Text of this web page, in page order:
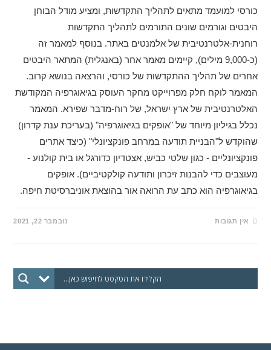
כורסי למועמד מתאים לתהליך התקדשות, ומציע מודל הבוחן
היבטים וגורמים שונים התורמים לתהליך התקדשות
רוחנית-אלטרנטיבית של אלמנטים באתר. בנוסף למאמר זה
(כ-9,000 מילים), קיימים מאמר אחר (באנגלית) המתאר היבטים
אחרים של תהליך ההתקדשות של כורסי, והרצאה בנושא קרוב.
המאמר לוקח חלק מפרוייקט מחקר העוסק בגיאוגרפיה המקודשת
האלטרנטיבית של ארץ ישראל, של רוח-מדבר שפירא. המאמר
נכלל בגיליון מיוחד של "אופקים בגיאוגרפיה" (בעריכת ענת קדרון)
שהוקדש ל"הבניית תודעה במרחב פונקציונלי" (כיצד אתרים
פונקציונליים - כגון שלטי כביש, אצטדיון כדורגל או בית קולנוע -
מעוצבים כדי להבנות זיכרון ותודעה קולקטיביים). אופקים
בגיאוגרפיה הוא כתב עת הרואה אור בהוצאת אוניברסיטת חיפה.
אין תגובות נובמבר 22, 2021